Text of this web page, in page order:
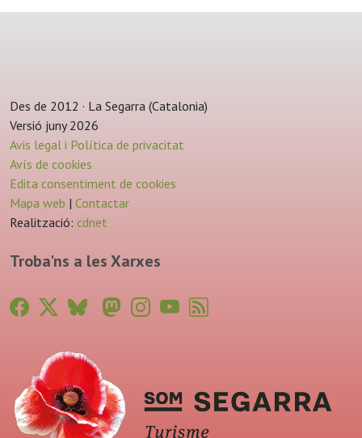
Des de 2012 · La Segarra (Catalonia)
Versió juny 2026
Avis legal i Política de privacitat
Avís de cookies
Edita consentiment de cookies
Mapa web | Contactar
Realització: cdnet
Troba'ns a les Xarxes